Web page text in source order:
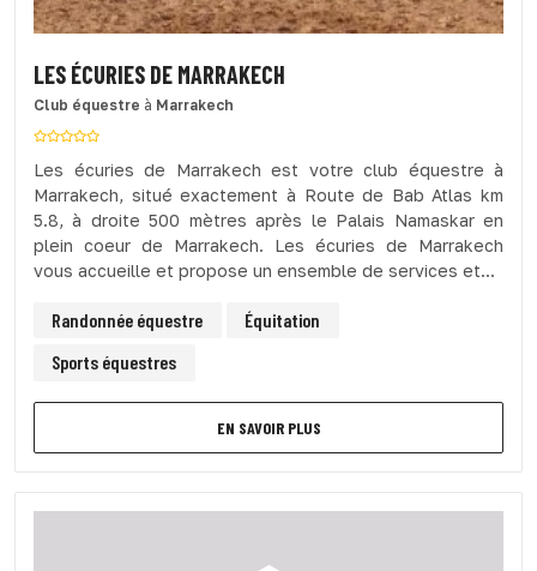
LES ÉCURIES DE MARRAKECH
Club équestre à Marrakech
Les écuries de Marrakech est votre club équestre à
Marrakech, situé exactement à Route de Bab Atlas km
5.8, à droite 500 mètres après le Palais Namaskar en
plein coeur de Marrakech. Les écuries de Marrakech
vous accueille et propose un ensemble de services et...
Randonnée équestre
Équitation
Sports équestres
EN SAVOIR PLUS